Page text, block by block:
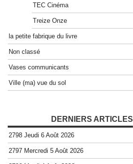
TEC Cinéma
Treize Onze
la petite fabrique du livre
Non classé
Vases communicants
Ville (ma) vue du sol
DERNIERS ARTICLES
2798 Jeudi 6 Août 2026
2797 Mercredi 5 Août 2026